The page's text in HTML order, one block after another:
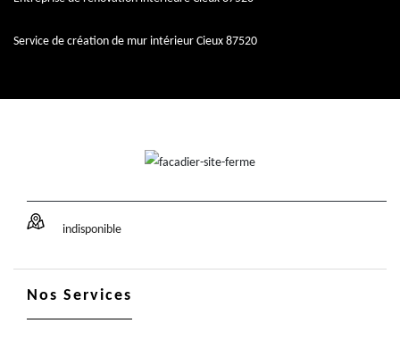
Service de création de mur intérieur Cieux 87520
indisponible
Nos Services